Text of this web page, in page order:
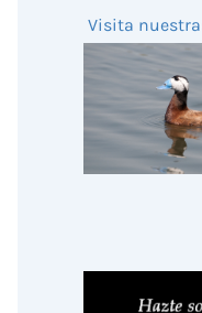
Visita